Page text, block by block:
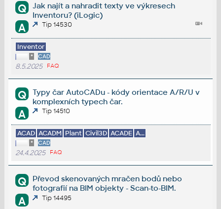
Q
Jak najít a nahradit texty ve výkresech
Inventoru? (iLogic)
A Tip 14530
Inventor
* CAD
8.5.2025 FAQ
Q
Typy čar AutoCADu - kódy orientace A/R/U v
komplexních typech čar.
A Tip 14510
ACAD ACADM Plant Civil3D ACADE A...
* CAD
24.4.2025 FAQ
Q
Převod skenovaných mračen bodů nebo
fotografií na BIM objekty - Scan-to-BIM.
A Tip 14495